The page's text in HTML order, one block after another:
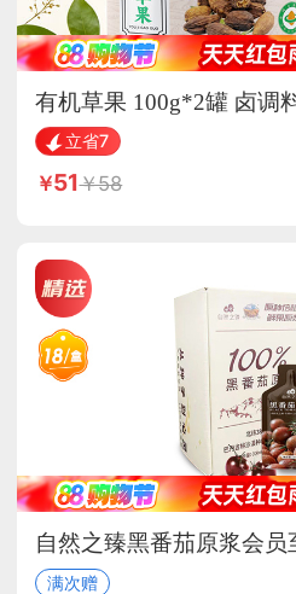
有机草果 100g*2罐 卤调
家用食品
立省7
51 58
自然之臻黑番茄原浆会员
满次赠